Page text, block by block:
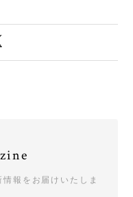
報をお届けいたしま